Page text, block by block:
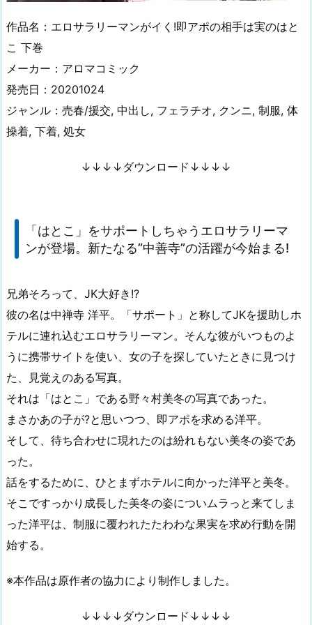
作品名：エロサラリーマンがイく!即アポの相手は実のはと
こ 下巻
メーカー：アロマコミック
発売日：20201024
ジャンル：売春/援交, 中出し, フェラチオ, クンニ, 制服, 体
操着, 下着, 処女
↓↓↓↓ダウンロード↓↓↓↓
「はとこ」をサポートしちゃうエロサラリーマ
ンが登場。新たなる”中善寺”の活躍が今始まる!
兄弟そろって、JK大好き!?
彼の名は中禅寺 洋平。「サポート」と称してJKを援助しホ
テルに連れ込むエロサラリーマン。そんな彼がいつものよ
うに携帯サイトを使い、女の子を探していたときに見つけ
た、見覚えのある写真。
それは「はとこ」である野々村美冬の写真であった。
まさかあの子が?と思いつつ、即アポを求める洋平。
そして、待ち合わせに現れたのは紛れもない美冬の姿であ
った。
話をするために、ひとまずホテルに向かった洋平と美冬。
そこですっかり成長した美冬の姿についムラっと来てしま
った洋平は、制服に覆われたたわわな果実を求め行動を開
始する。
※本作品は原作者の協力により制作しました。
↓↓↓↓ダウンロード↓↓↓↓